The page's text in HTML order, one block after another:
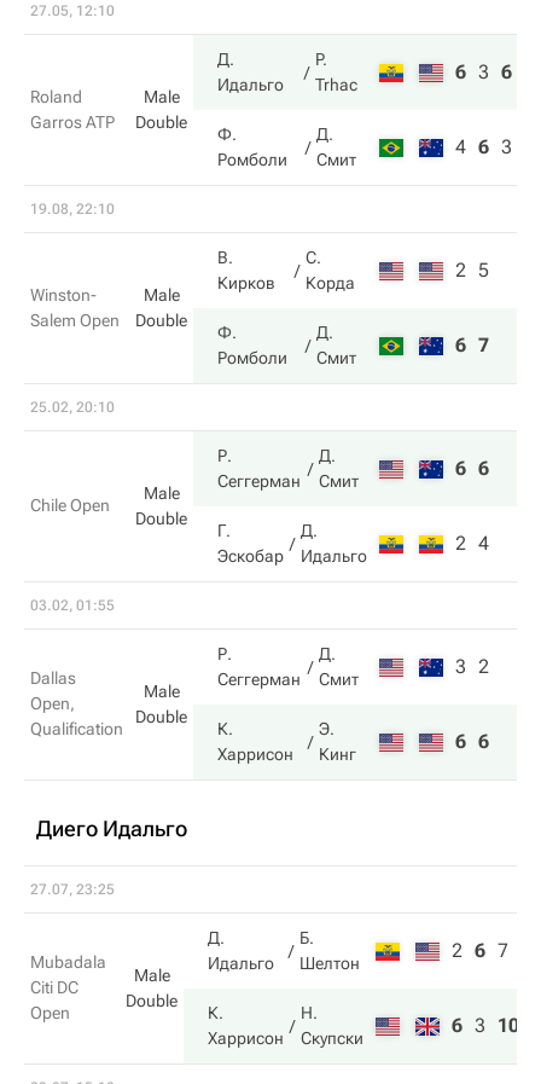
27.05, 12:10
Roland
Garros ATP
Male
Double
Д.
Идальго
P.
Trhac
6 3 6
Ф.
Ромболи
Д.
Смит
4 6 3
19.08, 22:10
Winston-
Salem Open
Male
Double
В.
Кирков
С.
Корда
2 5
Ф.
Ромболи
Д.
Смит
6 7
25.02, 20:10
Chile Open
Male
Double
Р.
Сеггерман
Д.
Смит
6 6
Г.
Эскобар
Д.
Идальго
2 4
03.02, 01:55
Dallas
Open,
Qualification
Male
Double
Р.
Сеггерман
Д.
Смит
3 2
К.
Харрисон
Э.
Кинг
6 6
Диего Идальго
27.07, 23:25
Mubadala
Citi DC
Open
Male
Double
Д.
Идальго
Б.
Шелтон
2 6 7
К.
Харрисон
Н.
Скупски
6 3 10